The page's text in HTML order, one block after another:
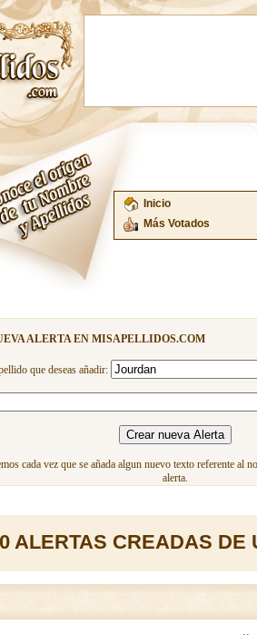
Inicio
Más Votados
ALERTA EN MISAPELLIDOS.COM
que deseas añadir:
cada vez que se añada algun nuevo texto referente al
alerta.
0 ALERTAS CREADAS DE